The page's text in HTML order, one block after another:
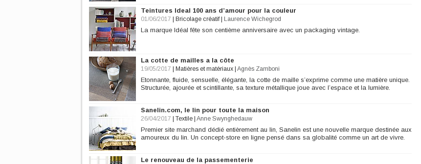
Teintures Ideal 100 ans d’amour pour la couleur
01/06/2017 Bricolage créatif| Laurence Wichegrod
La marque Idéal fête son centième anniversaire avec un packaging vintage.
La cotte de mailles a la côte
19/05/2017 Matières et matériaux Agnès Zamboni
Etonnante, fluide, sensuelle, élégante, la cotte de maille s’exprime comme une matière unique.
Structurée, ajourée et scintillante, sa texture métallique joue avec l’espace et la lumière.
Sanelin.com, le lin pour toute la maison
26/04/2017 Textile Anne Swynghedauw
Premier site marchand dédié entièrement au lin, Sanelin est une nouvelle marque destinée aux
amoureux du lin. Un concept-store en ligne pensé dans sa globalité comme un art de vivre.
Le renouveau de la passementerie